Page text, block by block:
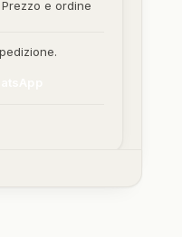
e ordine